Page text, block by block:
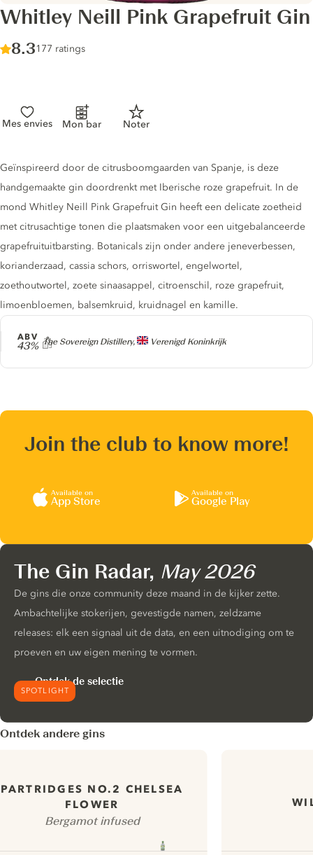
Whitley Neill Pink Grapefruit Gin
Score :
8.3/ 10
177 ratings
Mes envies Mon bar Noter
Producer
The Sovereign Distillery, Verenigd Koninkrijk
ABV
43%
Gin description
Geïnspireerd door de citrusboomgaarden van Spanje, is deze
handgemaakte gin doordrenkt met Iberische roze grapefruit. In de
mond Whitley Neill Pink Grapefruit Gin heeft een delicate zoetheid
met citrusachtige tonen die plaatsmaken voor een uitgebalanceerde
grapefruituitbarsting. Botanicals zijn onder andere jeneverbessen,
korianderzaad, cassia schors, orriswortel, engelwortel,
zoethoutwortel, zoete sinaasappel, citroenschil, roze grapefruit,
limoenbloemen, balsemkruid, kruidnagel en kamille.
Join the club to know more!
Available on
App Store
Available on
Google Play
SPOTLIGHT
The Gin Radar, May 2026
De gins die onze community deze maand in de kijker zette.
Ambachtelijke stokerijen, gevestigde namen, zeldzame
releases: elk een signaal uit de data, en een uitnodiging om te
proeven en uw eigen mening te vormen.
Ontdek de selectie
Ontdek andere gins
PARTRIDGES NO.2 CHELSEA
FLOWER
Bergamot infused